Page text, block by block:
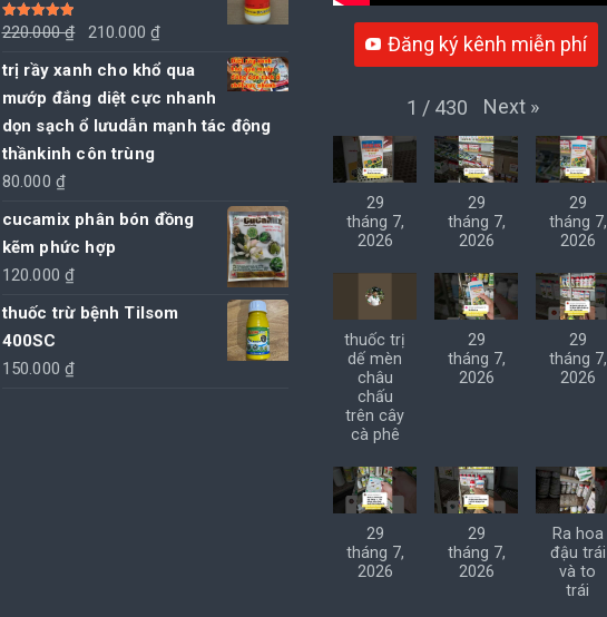
150.000 ₫.
Được xếp
hạng5.00 5
220.000₫
Giá
gốc
220.000 ₫.
210.000₫
tại
trị rầy xanh cho khổ qua
mướp đắng diệt cực nhanh
dọn sạch ổ lưudẫn mạnh tác động
thầnkinh côn trùng
80.000 ₫
cucamix phân bón đồng
kẽm phức hợp
120.000₫
thuốc trừ bệnh Tilsom
400SC
150.000₫
Đăng ký kênh miễn phí
1 / 430 Next »
29
tháng 7,
2026
29
tháng 7,
2026
29
tháng 7,
2026
thuốc trị
dế mèn
châu
chấu
trên cây
cà phê
29
tháng 7,
2026
29
tháng 7,
2026
29
tháng 7,
2026
29
tháng 7,
2026
Ra hoa
đậu trái
và to
trái